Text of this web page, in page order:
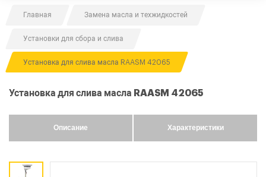
ОБОРУДОВАНИЕ ДЛЯ ОЧИСТКИ
АКЦИИ
0
Главная Замена масла и техжидкостей
Установки для сбора и слива
Установка для слива масла RAASM 42065
Установка для слива масла RAASM 42065
Описание Характеристики